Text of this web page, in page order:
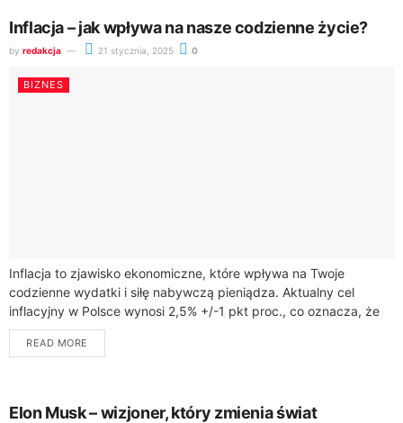
Inflacja – jak wpływa na nasze codzienne życie?
by redakcja 21 stycznia, 2025 0
BIZNES
Inflacja to zjawisko ekonomiczne, które wpływa na Twoje
codzienne wydatki i siłę nabywczą pieniądza. Aktualny cel
inflacyjny w Polsce wynosi 2,5% +/-1 pkt proc., co oznacza, że
ceny produktów stale...
READ MORE
Elon Musk – wizjoner, który zmienia świat